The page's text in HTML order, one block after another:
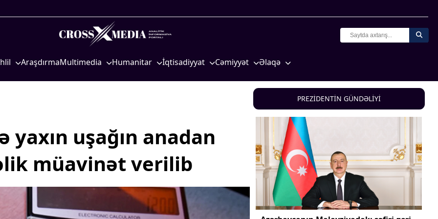
AraşdırmaMultimedia Humanitar
Yüksəliş hekayəsi
Mədəniyyətimizin Zəfəri
Zəfər Diasporu
Ailə və uşaq
Turizm
İqtisadiyyat
Kənd təsərrüfatı
Hərbi sənaye
nəqliyyat
COP29
Cəmiyyət
Məhkəmə və hüquq
Gənclər və İdman
Media və QHT
Hadisə
Əlaqə
uşağın anadan
müavinət verilib
PREZİDENTİN GÜNDƏLİYİ